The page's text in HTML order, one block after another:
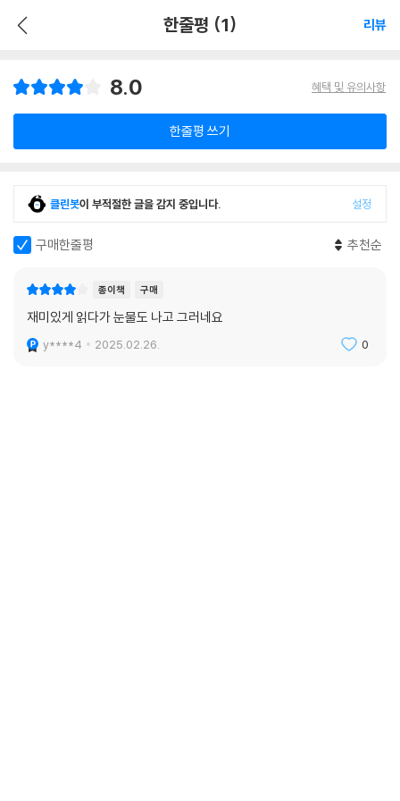
한줄평 (1) 리뷰
8.0 혜택 및 유의사항
한줄평 쓰기
클린봇이 부적절한 글을 감지 중입니다. 설정
구매한줄평 추천순
종이책 구매
재미있게 읽다가 눈물도 나고 그러네요
y****4 2025.02.26. 0